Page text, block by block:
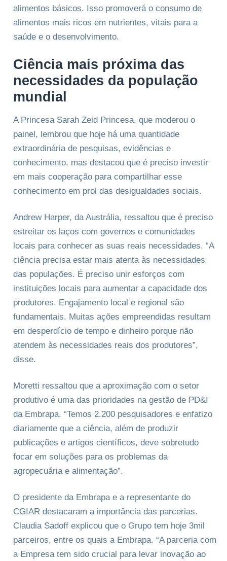
alimentos básicos. Isso promoverá o consumo de
alimentos mais ricos em nutrientes, vitais para a
saúde e o desenvolvimento.
Ciência mais próxima das
necessidades da população
mundial
A Princesa Sarah Zeid Princesa, que moderou o
painel, lembrou que hoje há uma quantidade
extraordinária de pesquisas, evidências e
conhecimento, mas destacou que é preciso investir
em mais cooperação para compartilhar esse
conhecimento em prol das desigualdades sociais.
Andrew Harper, da Austrália, ressaltou que é preciso
estreitar os laços com governos e comunidades
locais para conhecer as suas reais necessidades. “A
ciência precisa estar mais atenta às necessidades
das populações. É preciso unir esforços com
instituições locais para aumentar a capacidade dos
produtores. Engajamento local e regional são
fundamentais. Muitas ações empreendidas resultam
em desperdício de tempo e dinheiro porque não
atendem às necessidades reais dos produtores”,
disse.
Moretti ressaltou que a aproximação com o setor
produtivo é uma das prioridades na gestão de PD&I
da Embrapa. “Temos 2.200 pesquisadores e enfatizo
diariamente que a ciência, além de produzir
publicações e artigos científicos, deve sobretudo
focar em soluções para os problemas da
agropecuária e alimentação”.
O presidente da Embrapa e a representante do
CGIAR destacaram a importância das parcerias.
Claudia Sadoff explicou que o Grupo tem hoje 3mil
parceiros, entre os quais a Embrapa. “A parceria com
a Empresa tem sido crucial para levar inovação ao